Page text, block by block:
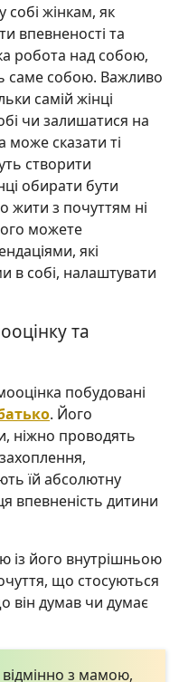
жінкам, як
впевненості та
робота над собою,
саме собою. Важливо
самій жінці
чи залишатися на
може сказати ті
створити
обирати бути
жити з почуттям ні
можете
які
в собі, налаштувати
та
побудовані
. Його
ніжно проводять
їй абсолютну
впевненість дитини
із його внутрішньою
що стосуються
він думав чи думає
відмінно з мамою,